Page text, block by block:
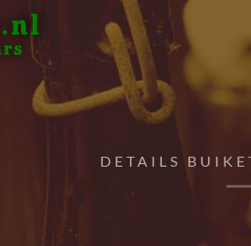
DETAILS